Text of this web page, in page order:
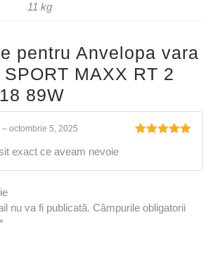
11 kg
pentru Anvelopa vara
SPORT MAXX RT 2
89W
– octombrie 5, 2025
exact ce aveam nevoie
nu va fi publicată. Câmpurile obligatorii
*